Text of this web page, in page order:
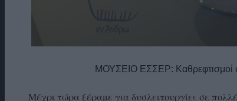
ΜΟΥΣΕΙΟ ΕΣΣΕΡ: Καθρεφτισμοί
Μέχρι τώρα ξέραμε για δυσλειτουργίες σε